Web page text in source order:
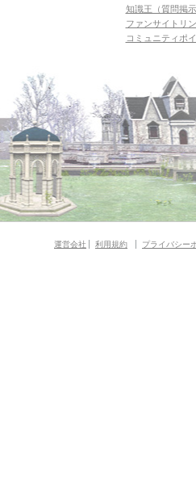
知識王（質問掲示
ファンサイトリ
コミュニティポ
運営会社 利用規約 プライバシー